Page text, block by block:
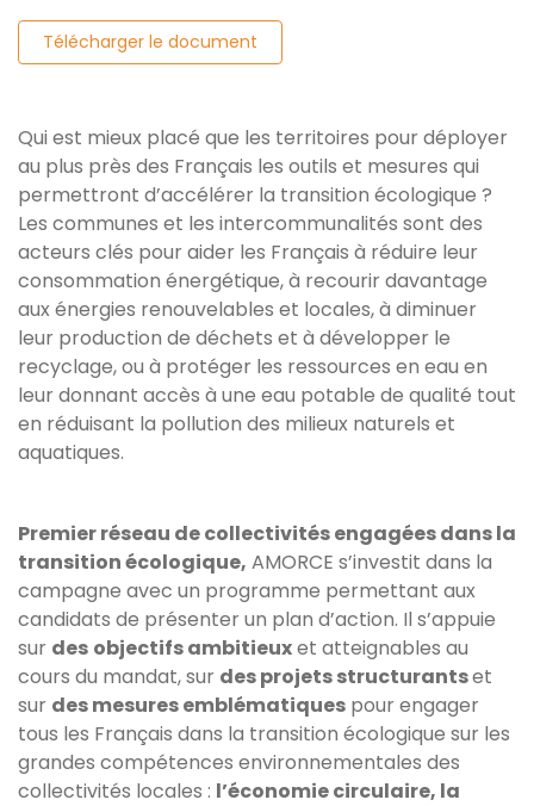
Télécharger le document
Qui est mieux placé que les territoires pour déployer
au plus près des Français les outils et mesures qui
permettront d’accélérer la transition écologique ?
Les communes et les intercommunalités sont des
acteurs clés pour aider les Français à réduire leur
consommation énergétique, à recourir davantage
aux énergies renouvelables et locales, à diminuer
leur production de déchets et à développer le
recyclage, ou à protéger les ressources en eau en
leur donnant accès à une eau potable de qualité tout
en réduisant la pollution des milieux naturels et
aquatiques.
Premier réseau de collectivités engagées dans la
transition écologique, AMORCE s’investit dans la
campagne avec un programme permettant aux
candidats de présenter un plan d’action. Il s’appuie
sur des objectifs ambitieuxet atteignables au
cours du mandat, sur des projets structurantset
sur des mesures emblématiques pour engager
tous les Français dans la transition écologique sur les
grandes compétences environnementales des
collectivités locales : l’économie circulaire, la